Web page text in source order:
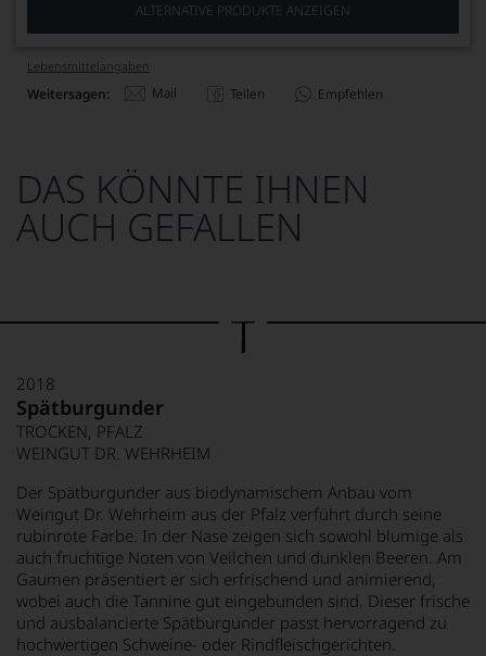
ALTERNATIVE PRODUKTE ANZEIGEN
Lebensmittel­angaben
Weitersagen: Mail Teilen Empfehlen
DAS KÖNNTE IHNEN
AUCH GEFALLEN
2018
Spätburgunder
TROCKEN, PFALZ
WEINGUT DR. WEHRHEIM
Der Spätburgunder aus biodynamischem Anbau vom
Weingut Dr. Wehrheim aus der Pfalz verführt durch seine
rubinrote Farbe. In der Nase zeigen sich sowohl blumige als
auch fruchtige Noten von Veilchen und dunklen Beeren. Am
Gaumen präsentiert er sich erfrischend und animierend,
wobei auch die Tannine gut eingebunden sind. Dieser frische
und ausbalancierte Spätburgunder passt hervorragend zu
hochwertigen Schweine- oder Rindfleischgerichten.